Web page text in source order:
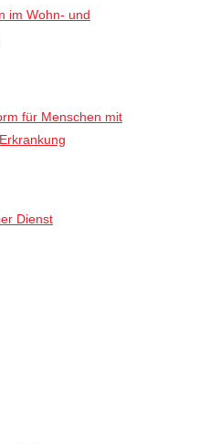
im Wohn- und
für Menschen mit
Dienst